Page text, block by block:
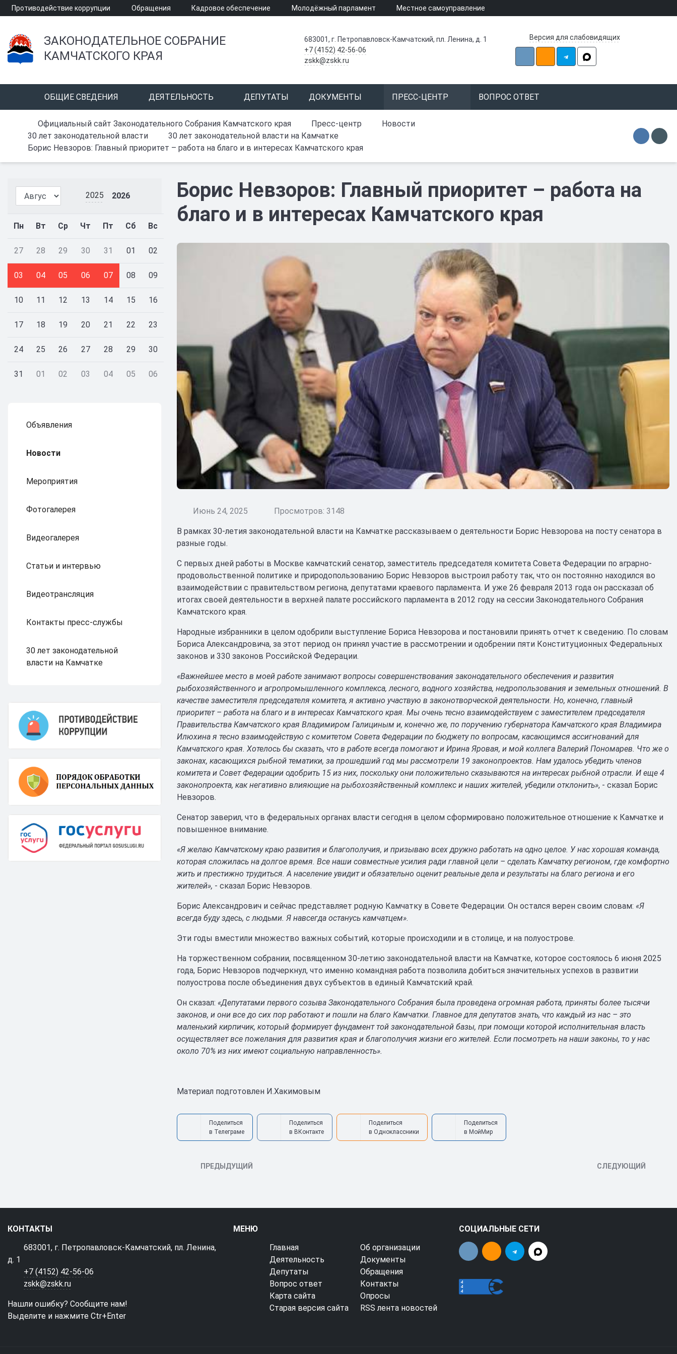
Противодействие коррупции Обращения Кадровое обеспечение Молодёжный парламент Местное самоуправление
ЗАКОНОДАТЕЛЬНОЕ СОБРАНИЕ
КАМЧАТСКОГО КРАЯ
683001, г. Петропавловск-Камчатский, пл. Ленина, д. 1
+7 (4152) 42-56-06
zskk@zskk.ru
Версия для слабовидящих
ОБЩИЕ СВЕДЕНИЯ ДЕЯТЕЛЬНОСТЬ ДЕПУТАТЫ ДОКУМЕНТЫ ПРЕСС-ЦЕНТР ВОПРОС ОТВЕТ
Официальный сайт Законодательного Собрания Камчатского края Пресс-центр
Новости
30 лет законодательной власти
30 лет законодательной власти на Камчатке
Борис Невзоров: Главный приоритет – работа на благо и в интересах Камчатского края
2025 2026
Пн Вт Ср Чт Пт Сб Вс
27 28 29 30 31 01 02
03 04 05 06 07 08 09
10 11 12 13 14 15 16
17 18 19 20 21 22 23
24 25 26 27 28 29 30
31 01 02 03 04 05 06
Объявления
Новости
Мероприятия
Фотогалерея
Видеогалерея
Статьи и интервью
Видеотрансляция
Контакты пресс-службы
30 лет законодательной
власти на Камчатке
Борис Невзоров: Главный приоритет – работа на
благо и в интересах Камчатского края
Июнь 24, 2025 Просмотров: 3148
В рамках 30-летия законодательной власти на Камчатке рассказываем о деятельности Борис Невзорова на посту сенатора в
разные годы.
С первых дней работы в Москве камчатский сенатор, заместитель председателя комитета Совета Федерации по аграрно-
продовольственной политике и природопользованию Борис Невзоров выстроил работу так, что он постоянно находился во
взаимодействии с правительством региона, депутатами краевого парламента. И уже 26 февраля 2013 года он рассказал об
итогах своей деятельности в верхней палате российского парламента в 2012 году на сессии Законодательного Собрания
Камчатского края.
Народные избранники в целом одобрили выступление Бориса Невзорова и постановили принять отчет к сведению. По словам
Бориса Александровича, за этот период он принял участие в рассмотрении и одобрении пяти Конституционных Федеральных
законов и 330 законов Российской Федерации.
«Важнейшее место в моей работе занимают вопросы совершенствования законодательного обеспечения и развития
рыбохозяйственного и агропромышленного комплекса, лесного, водного хозяйства, недропользования и земельных отношений. В
качестве заместителя председателя комитета, я активно участвую в законотворческой деятельности. Но, конечно, главный
приоритет – работа на благо и в интересах Камчатского края. Мы очень тесно взаимодействуем с заместителем председателя
Правительства Камчатского края Владимиром Галициным и, конечно же, по поручению губернатора Камчатского края Владимира
Илюхина я тесно взаимодействую с комитетом Совета Федерации по бюджету по вопросам, касающимся ассигнований для
Камчатского края. Хотелось бы сказать, что в работе всегда помогают и Ирина Яровая, и мой коллега Валерий Пономарев. Что же о
законах, касающихся рыбной тематики, за прошедший год мы рассмотрели 19 законопроектов. Нам удалось убедить членов
комитета и Совет Федерации одобрить 15 из них, поскольку они положительно сказываются на интересах рыбной отрасли. И еще 4
законопроекта, как негативно влияющие на рыбохозяйственный комплекс и наших жителей, убедили отклонить», - сказал Борис
Невзоров.
Сенатор заверил, что в федеральных органах власти сегодня в целом сформировано положительное отношение к Камчатке и
повышенное внимание.
«Я желаю Камчатскому краю развития и благополучия, и призываю всех дружно работать на одно целое. У нас хорошая команда,
которая сложилась на долгое время. Все наши совместные усилия ради главной цели – сделать Камчатку регионом, где комфортно
жить и престижно трудиться. А население увидит и обязательно оценит реальные дела и результаты на благо региона и его
жителей», - сказал Борис Невзоров.
Борис Александрович и сейчас представляет родную Камчатку в Совете Федерации. Он остался верен своим словам: «Я
всегда буду здесь, с людьми. Я навсегда останусь камчатцем».
Эти годы вместили множество важных событий, которые происходили и в столице, и на полуострове.
На торжественном собрании, посвященном 30-летию законодательной власти на Камчатке, которое состоялось 6 июня 2025
года, Борис Невзоров подчеркнул, что именно командная работа позволила добиться значительных успехов в развитии
полуострова после объединения двух субъектов в единый Камчатский край.
Он сказал: «Депутатами первого созыва Законодательного Собрания была проведена огромная работа, приняты более тысячи
законов, и они все до сих пор работают и пошли на благо Камчатки. Главное для депутатов знать, что каждый из нас – это
маленький кирпичик, который формирует фундамент той законодательной базы, при помощи которой исполнительная власть
осуществляет все пожелания для развития края и благополучия жизни его жителей. Если посмотреть на наши законы, то у нас
около 70% из них имеют социальную направленность».
Материал подготовлен И.Хакимовым
Поделиться
в Телеграме
Поделиться
в ВКонтакте
Поделиться
в Одноклассники
Поделиться
в МойМир
ПРЕДЫДУЩИЙ СЛЕДУЮЩИЙ
КОНТАКТЫ
683001, г. Петропавловск-Камчатский, пл. Ленина,
д. 1
+7 (4152) 42-56-06
zskk@zskk.ru
Нашли ошибку? Сообщите нам!
Выделите и нажмите Ctr+Enter
МЕНЮ
Главная
Об организации
Деятельность
Документы
Депутаты
Обращения
Вопрос ответ
Контакты
Карта сайта
Опросы
Старая версия сайта
RSS лента новостей
СОЦИАЛЬНЫЕ СЕТИ